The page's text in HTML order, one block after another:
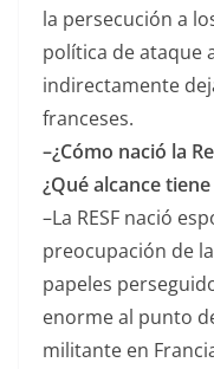
la persecución a
política de ataque
indirectamente
franceses.
–¿Cómo nació la
¿Qué alcance
–La RESF nació
preocupación de
papeles
enorme al punto
militante en